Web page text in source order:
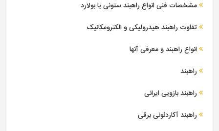
مشخصات فنی انواع راهبند ستونی یا بولارد
تفاوت راهبند هیدرولیکی و الکترومکانیک
انواع راهبند و معرفی آنها
راهبند
راهبند بازویی ایرانی
راهبند آکاردئونی برقی